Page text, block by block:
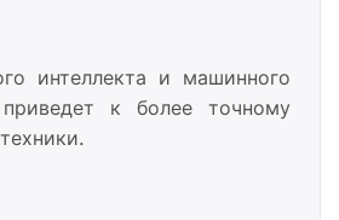
интеллекта и машинного
к более точному